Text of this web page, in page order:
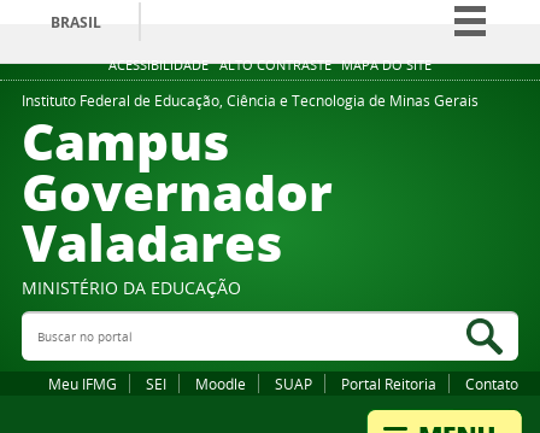
ACESSIBILIDADE ALTO CONTRASTE MAPA DO SITE
BRASIL
Simplifique!
Comunica BR
Instituto Federal de Educação, Ciência e Tecnologia de Minas Gerais
Campus
Governador
Valadares
MINISTÉRIO DA EDUCAÇÃO
Buscar no portal
Meu IFMG SEI Moodle SUAP Portal Reitoria Contato